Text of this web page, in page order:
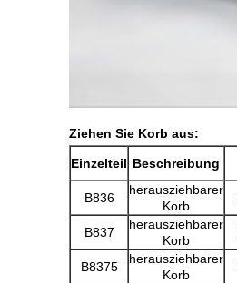
Ziehen Sie Korb aus:
Einzelteil Beschreibung
B836
herausziehbarer
Korb
B837
herausziehbarer
Korb
B8375
herausziehbarer
Korb